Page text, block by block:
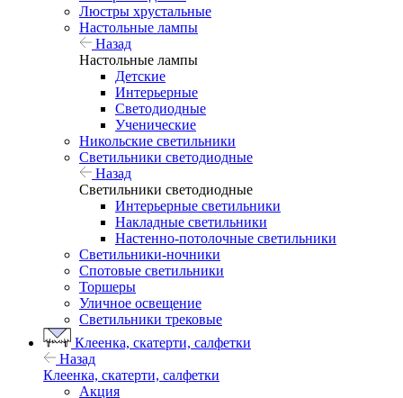
Люстры хрустальные
Настольные лампы
Назад
Настольные лампы
Детские
Интерьерные
Светодиодные
Ученические
Никольские светильники
Светильники светодиодные
Назад
Светильники светодиодные
Интерьерные светильники
Накладные светильники
Настенно-потолочные светильники
Светильники-ночники
Спотовые светильники
Торшеры
Уличное освещение
Светильники трековые
Клеенка, скатерти, салфетки
Назад
Клеенка, скатерти, салфетки
Акция